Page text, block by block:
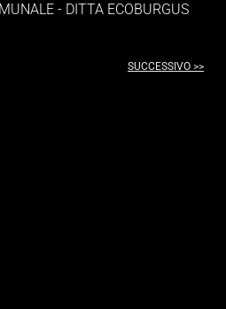
- DITTA ECOBURGUS
SUCCESSIVO >>